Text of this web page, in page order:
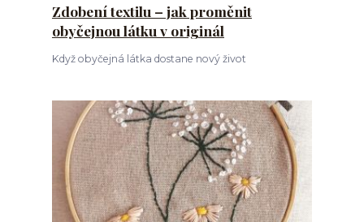
Zdobení textilu – jak proměnit
obyčejnou látku v originál
Když obyčejná látka dostane nový život